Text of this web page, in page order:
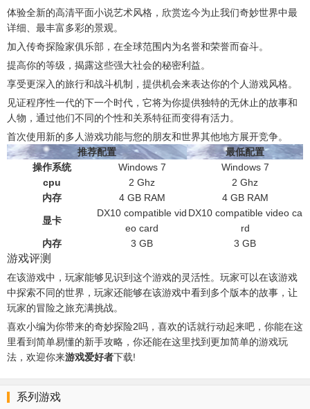
体验全新的高清平面小说艺术风格，欣赏迄今为止我们奇妙世界中最
详细、最丰富多彩的景观。
加入传奇探险家俱乐部，在全球范围内为名誉和荣誉而奋斗。
提高你的等级，揭露这些强大社会的秘密利益。
享受更深入的旅行和战斗机制，提供机会来表达你的个人游戏风格。
见证程序性一代的下一个时代，它将为你提供独特的无休止的故事和
人物，通过他们不同的个性和关系特征而变得有活力。
首次使用新的多人游戏功能与您的朋友和世界其他地方展开竞争。
推荐配置
最低配置
操作系统
Windows 7
Windows 7
cpu
2 Ghz
2 Ghz
内存
4 GB RAM 4 GB RAM
显卡
DX10 compatible vid
eo card
DX10 compatible video ca
rd
内存
3 GB 3 GB
游戏评测
在该游戏中，玩家能够见识到这个游戏的灵活性。玩家可以在该游戏
中探索不同的世界，玩家还能够在该游戏中看到多个版本的故事，让
玩家的冒险之旅充满挑战。
喜欢小编为你带来的奇妙探险2吗，喜欢的话就行动起来吧，你能在这
里看到简单易懂的新手攻略，你还能在这里找到更加简单的游戏玩
法，欢迎你来游戏爱好者下载!
系列游戏